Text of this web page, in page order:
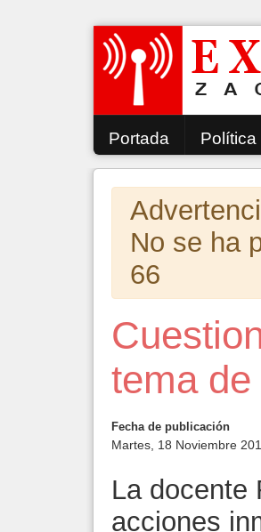
Portada Política
No se ha
66
tema
Fecha de publicación
Martes, 18 Noviembre
La docente
acciones